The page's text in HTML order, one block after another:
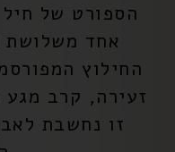
הספורט של חיל
אחד משלושת
זעירה, קרב מגע
זו נחשבת